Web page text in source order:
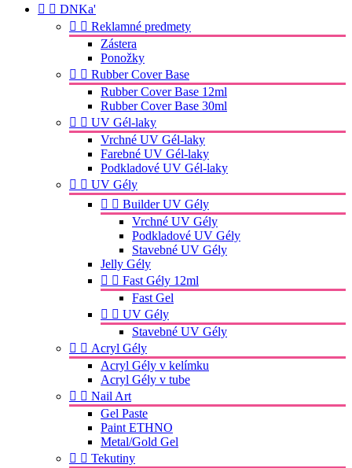
  DNKa'
  Reklamné predmety
Zástera
Ponožky
  Rubber Cover Base
Rubber Cover Base 12ml
Rubber Cover Base 30ml
  UV Gél-laky
Vrchné UV Gél-laky
Farebné UV Gél-laky
Podkladové UV Gél-laky
  UV Gély
  Builder UV Gély
Vrchné UV Gély
Podkladové UV Gély
Stavebné UV Gély
Jelly Gély
  Fast Gély 12ml
Fast Gel
  UV Gély
Stavebné UV Gély
  Acryl Gély
Acryl Gély v kelímku
Acryl Gély v tube
  Nail Art
Gel Paste
Paint ETHNO
Metal/Gold Gel
  Tekutiny